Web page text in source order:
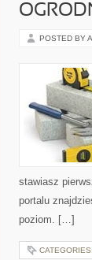
POSTED BY
stawiasz
portalu
poziom. […]
CATEGORIES: